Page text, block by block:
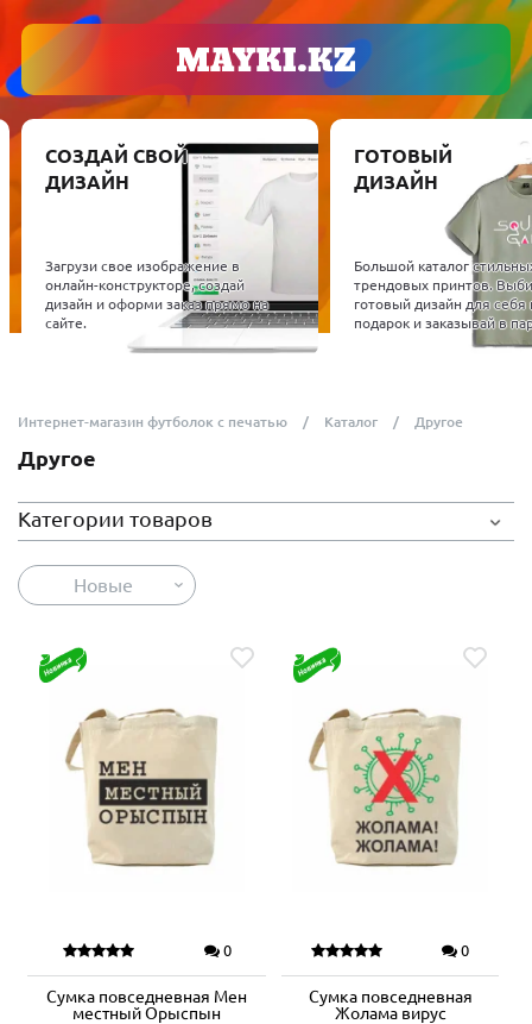
СОЗДАЙ СВОЙ
ДИЗАЙН
Загрузи свое изображение в
онлайн-конструкторе, создай
дизайн и оформи заказ прямо на
сайте.
ГОТОВЫЙ
ДИЗАЙН
Большой каталог
трендовых принтов.
готовый дизайн для себя
подарок и заказывай в
Интернет-магазин футболок с печатью Каталог Другое
Другое
Категории товаров
Новые
0
Сумка повседневная Мен
местный Орыспын
0
Сумка повседневная
Жолама вирус